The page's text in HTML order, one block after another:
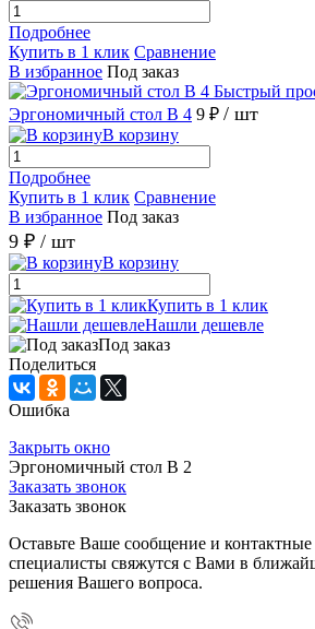
Подробнее
Купить в 1 клик Сравнение
В избранное Под заказ
Быстрый
Эргономичный стол В 4 9 ₽ / шт
В корзину
Подробнее
Купить в 1 клик Сравнение
В избранное Под заказ
9 ₽ / шт
В корзину
Купить в 1 клик
Нашли дешевле
Под заказ
Поделиться
Ошибка
Закрыть окно
Эргономичный стол В 2
Заказать звонок
Заказать звонок
Оставьте Ваше сообщение и
специалисты свяжутся с Вами в
решения Вашего вопроса.